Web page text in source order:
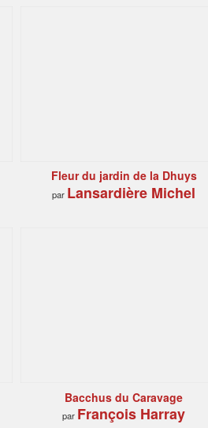
Fleur du jardin de la Dhuys
par Lansardière Michel
Bacchus du Caravage
par François Harray